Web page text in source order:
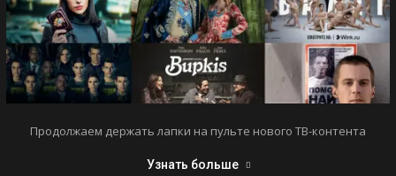
Продолжаем держать лапки на пульте нового ТВ-контента
Узнать больше